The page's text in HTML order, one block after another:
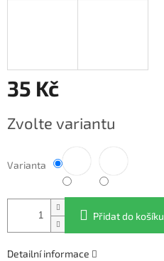
35 Kč
cena:
Zvolte variantu
Varianta
Přidat do košíku
Detailní informace